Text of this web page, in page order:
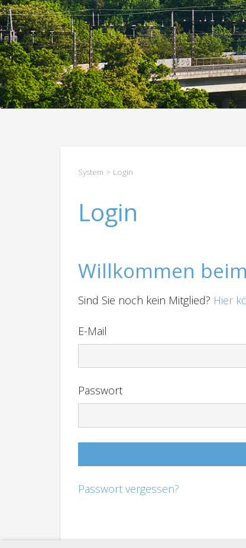
System > Login
Login
Willkommen
Sind Sie noch kein Mitglied? Hier
E-Mail
Passwort
Passwort vergessen?